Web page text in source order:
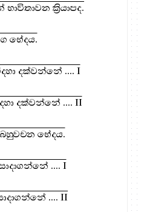
ක්‍රියාපද.
භේදය.
දක්වන්නේ .... I
දක්වන්නේ .... II
භේදය.
.... I
.... II